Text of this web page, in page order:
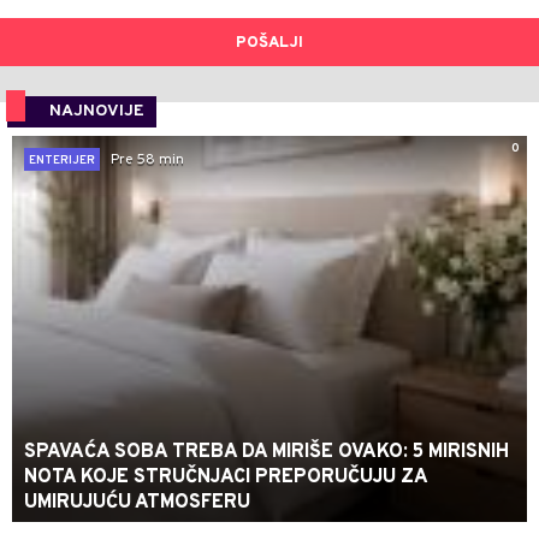
POŠALJI
NAJNOVIJE
0
ENTERIJER
Pre 58 min
SPAVAĆA SOBA TREBA DA MIRIŠE OVAKO: 5 MIRISNIH
NOTA KOJE STRUČNJACI PREPORUČUJU ZA
UMIRUJUĆU ATMOSFERU